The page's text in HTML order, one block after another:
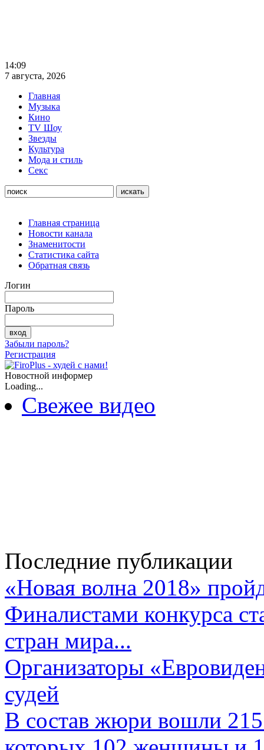
14:09
7 августа, 2026
Главная
Музыка
Кино
TV Шоу
Звезды
Культура
Мода и стиль
Секс
Главная страница
Новости канала
Знаменитости
Статистика сайта
Обратная связь
Логин
Пароль
Забыли пароль?
Регистрация
Новостной информер
Loading...
Свежее видео
Последние публикации
«Новая волна 2018»
Финалистами конкурса
стран мира...
Организаторы
судей
В состав жюри вошли 215